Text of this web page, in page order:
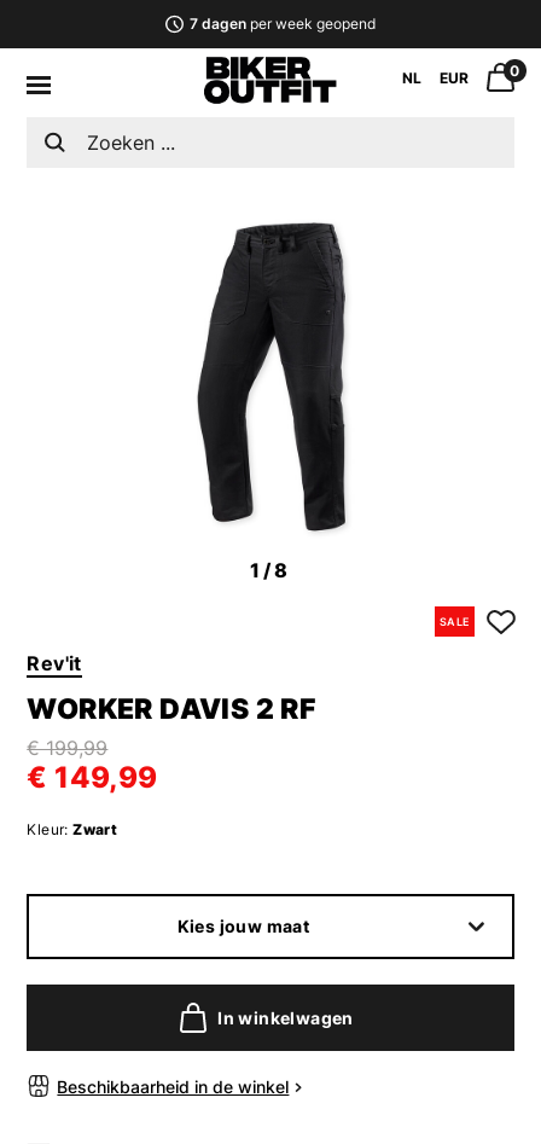
7 dagenper week geopend
NL EUR 0
1 /8
SALE
Rev'it
WORKER DAVIS 2 RF
€ 199,99
€ 149,99
Kleur: Zwart
Kies jouw maat
In winkelwagen
Beschikbaarheid in de winkel